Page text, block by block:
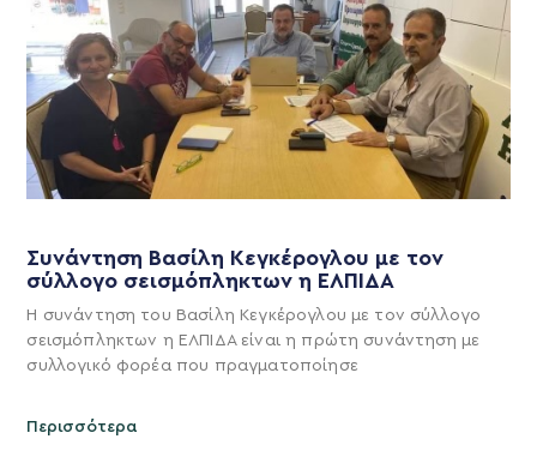
Συνάντηση Βασίλη Κεγκέρογλου με τον
σύλλογο σεισμόπληκτων η ΕΛΠΙΔΑ
Η συνάντηση του Βασίλη Κεγκέρογλου με τον σύλλογο
σεισμόπληκτων η ΕΛΠΙΔΑ είναι η πρώτη συνάντηση με
συλλογικό φορέα που πραγματοποίησε
Περισσότερα